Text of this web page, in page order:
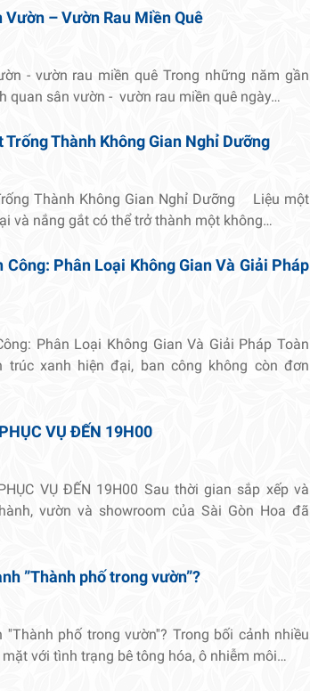
Vườn – Vườn Rau Miền Quê
- vườn rau miền quê Trong những năm gần
quan sân vườn - vườn rau miền quê ngày…
Thành Không Gian Nghỉ Dưỡng
Thành Không Gian Nghỉ Dưỡng Liệu một
và nắng gắt có thể trở thành một không…
Công: Phân Loại Không Gian Và Giải Pháp
Phân Loại Không Gian Và Giải Pháp Toàn
trúc xanh hiện đại, ban công không còn đơn
VỤ ĐẾN 19H00
VỤ ĐẾN 19H00 Sau thời gian sắp xếp và
vườn và showroom của Sài Gòn Hoa đã
”Thành phố trong vườn”?
phố trong vườn''? Trong bối cảnh nhiều
với tình trạng bê tông hóa, ô nhiễm môi…